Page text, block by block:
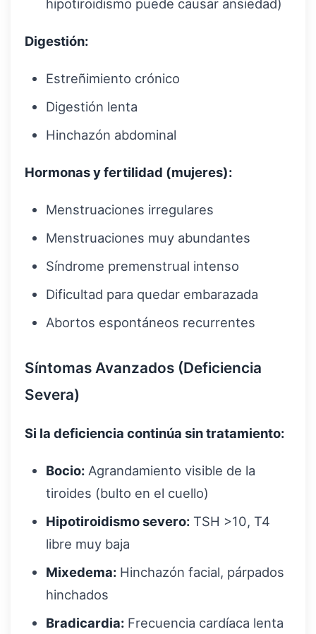
hipotiroidismo puede causar ansiedad)
Digestión:
Estreñimiento crónico
Digestión lenta
Hinchazón abdominal
Hormonas y fertilidad (mujeres):
Menstruaciones irregulares
Menstruaciones muy abundantes
Síndrome premenstrual intenso
Dificultad para quedar embarazada
Abortos espontáneos recurrentes
Síntomas Avanzados (Deficiencia
Severa)
Si la deficiencia continúa sin tratamiento:
Bocio: Agrandamiento visible de la
tiroides (bulto en el cuello)
Hipotiroidismo severo: TSH >10, T4
libre muy baja
Mixedema: Hinchazón facial, párpados
hinchados
Bradicardia: Frecuencia cardíaca lenta